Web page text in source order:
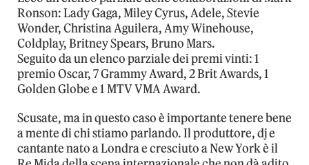
Ronson: Lady Gaga, Miley Cyrus, Adele, Stevie
Wonder, Christina Aguilera, Amy Winehouse,
Coldplay, Britney Spears, Bruno Mars.
Seguito da un elenco parziale dei premi vinti: 1
premio Oscar, 7 Grammy Award, 2 Brit Awards, 1
Golden Globe e 1 MTV VMA Award.
Scusate, ma in questo caso è importante tenere bene
a mente di chi stiamo parlando. Il produttore, dj e
cantante nato a Londra e cresciuto a New York è il